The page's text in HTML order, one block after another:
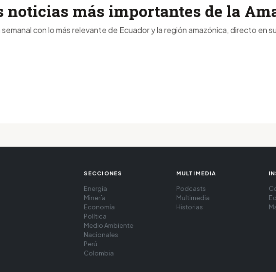
noticias más importantes de la
con lo más relevante de Ecuador y la región amazónica, directo en
SECCIONES
Energía
Minería
Economía
Política
Medio Ambiente
Nacionales
Perú
Colombia
MULTIMEDIA
Podcasts
Multimedia
Historias